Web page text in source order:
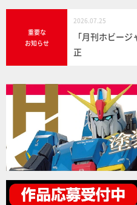
重要な
お知らせ
2026.07.25
「月刊ホビー
正